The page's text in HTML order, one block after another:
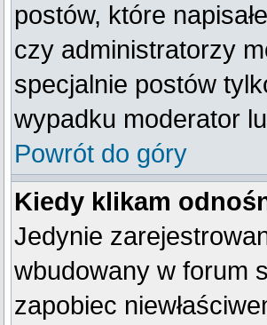
postów, które
czy administratorzy
specjalnie postów
wypadku moderator
Powrót do góry
Kiedy klikam
Jedynie
wbudowany w forum
zapobiec